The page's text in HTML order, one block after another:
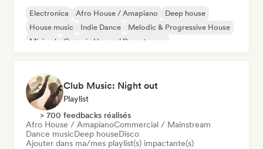
Electronica Afro House / Amapiano
Deep house
House music
Indie Dance
Melodic & Progressive House
Minimal
Organic House / Downtempo
Club Music: Night out
Playlist
> 700 feedbacks réalisés
Afro House / AmapianoCommercial / Mainstream
Dance musicDeep houseDisco
Ajouter dans ma/mes playlist(s) impactante(s)